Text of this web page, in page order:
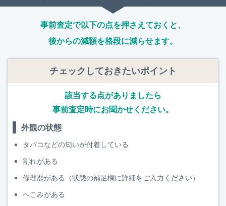
事前査定で以下の点を押さえておくと、
後からの減額を格段に減らせます。
チェックしておきたいポイント
該当する点がありましたら
事前査定時にお聞かせください。
外観の状態
タバコなどの匂いが付着している
割れがある
修理歴がある（状態の補足欄に詳細をご入力ください）
へこみがある